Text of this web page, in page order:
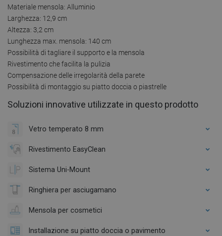
Materiale mensola: Alluminio
Larghezza: 12,9 cm
Altezza: 3,2 cm
Lunghezza max. mensola: 140 cm
Possibilità di tagliare il supporto e la mensola
Rivestimento che facilita la pulizia
Compensazione delle irregolarità della parete
Possibilità di montaggio su piatto doccia o piastrelle
Soluzioni innovative utilizzate in questo prodotto
Vetro temperato 8 mm
Rivestimento EasyClean
Sistema Uni-Mount
Ringhiera per asciugamano
Mensola per cosmetici
Installazione su piatto doccia o pavimento